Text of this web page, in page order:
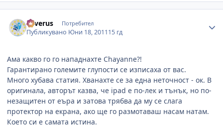
Severus Потребител
Публикувано Юни 18, 201115 гд
Ама какво го го нападнахте Chayanne?!
Гарантирано големите глупости се изписаха от вас.
Много хубава статия. Хванахте се за една неточност - ок. В
оригинала, авторът казва, че ipad е по-лек и тънък, но по-
незащитен от еъра и затова трябва да му се слага
протектор на екрана, ако ще го размотаваш насам натам.
Което си е самата истина.